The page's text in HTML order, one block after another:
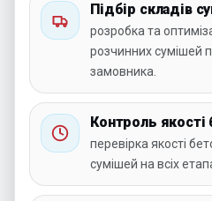
Підбір складів
розробка та
розчинних сумішей
замовника.
Контроль якості
перевірка якості
сумішей на всіх